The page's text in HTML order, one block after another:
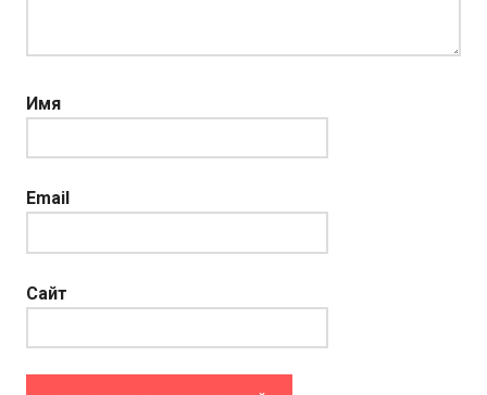
Имя
Email
Сайт